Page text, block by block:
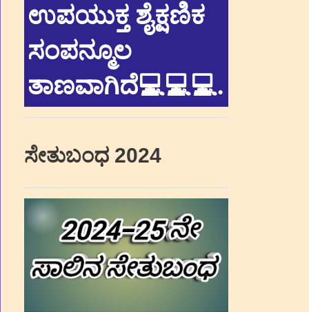
ಉಪಯುಕ್ತ ಶೈಕ್ಷಣಿಕ
ಸಂಪನ್ಮೂಲ
ತಾಣವಾಗಿದೆ💻💻💻.
ಸೇತುಬಂಧ 2024